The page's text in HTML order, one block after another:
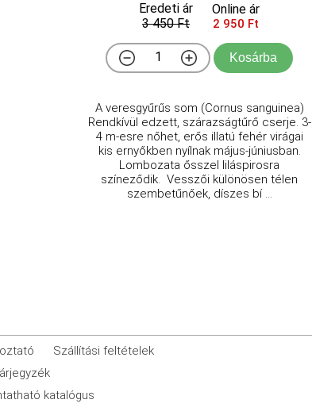
Eredeti ár
3 450 Ft
Online ár
2 950 Ft
Kosárba
A veresgyűrűs som (Cornus sanguinea)
Rendkívül edzett, szárazságtűrő cserje. 3-
4 m-esre nőhet, erős illatú fehér virágai
kis ernyőkben nyílnak május-júniusban.
Lombozata ősszel liláspirosra
színeződik. Vesszői különösen télen
szembetűnőek, díszes bí ...
Szállítási feltételek
katalógus